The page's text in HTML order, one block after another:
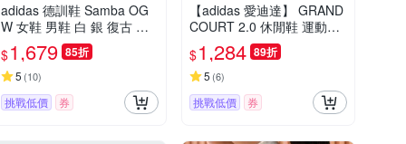
adidas 德訓鞋 Samba OG
W 女鞋 男鞋 白 銀 復古 膠
底 休閒鞋 愛迪達 JI2725
$1,679 85折
5 (10)
挑戰低價 券
【adidas 愛迪達】 GRAND
COURT 2.0 休閒鞋 運動休
閒鞋 男鞋/女鞋 GW9196
$1,284 89折
5 (6)
挑戰低價 券